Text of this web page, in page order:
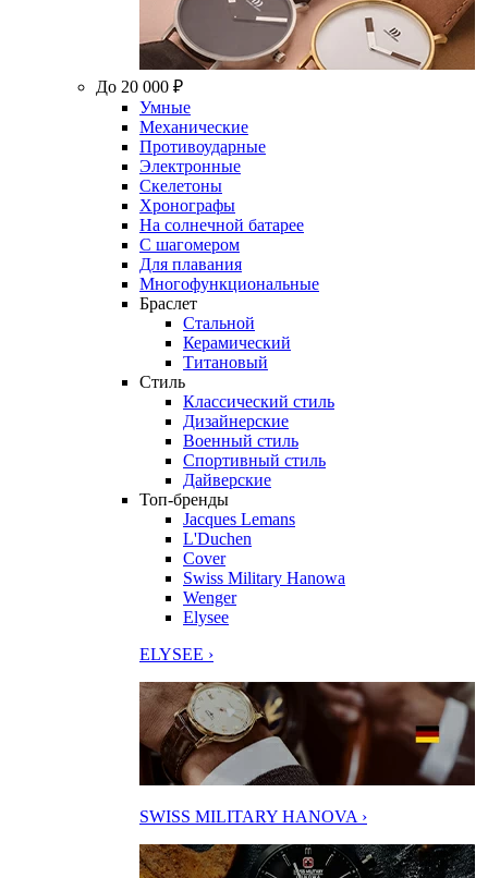
До 20 000 ₽
Умные
Механические
Противоударные
Электронные
Скелетоны
Хронографы
На солнечной батарее
С шагомером
Для плавания
Многофункциональные
Браслет
Стальной
Керамический
Титановый
Стиль
Классический стиль
Дизайнерские
Военный стиль
Спортивный стиль
Дайверские
Топ-бренды
Jacques Lemans
L'Duchen
Cover
Swiss Military Hanowa
Wenger
Elysee
ELYSEE ›
SWISS MILITARY HANOVA ›